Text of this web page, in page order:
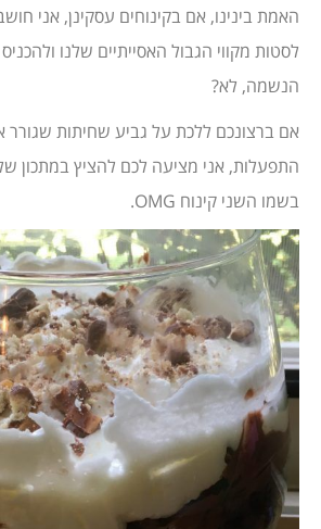
האמת בינינו, אם בקינוחים עסקינן, אני
לסטות מקווי הגבול האסייתיים שלנו
הנשמה, לא?
אם ברצונכם ללכת על גביע שחיתות שגורר
התפעלות, אני מציעה לכם להציץ במתכון
בשמו השני קינוח OMG.